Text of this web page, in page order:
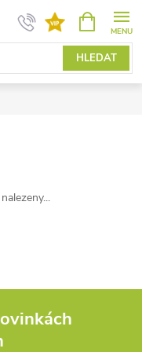
HLEDAT
NÁKUPNÍ
KOŠÍK